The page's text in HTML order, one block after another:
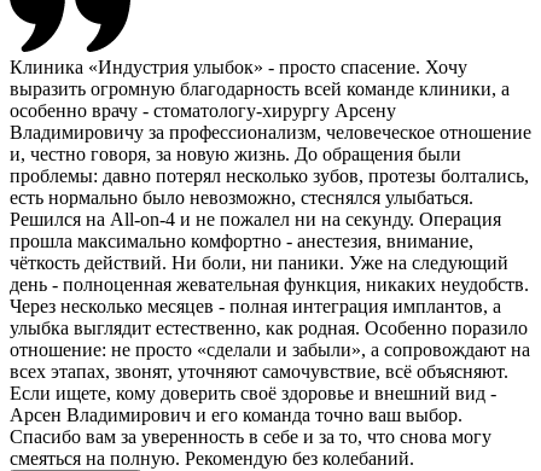
Клиника «Индустрия улыбок» - просто спасение. Хочу
выразить огромную благодарность всей команде клиники, а
особенно врачу - стоматологу-хирургу Арсену
Владимировичу за профессионализм, человеческое отношение
и, честно говоря, за новую жизнь. До обращения были
проблемы: давно потерял несколько зубов, протезы болтались,
есть нормально было невозможно, стеснялся улыбаться.
Решился на All-on-4 и не пожалел ни на секунду. Операция
прошла максимально комфортно - анестезия, внимание,
чёткость действий. Ни боли, ни паники. Уже на следующий
день - полноценная жевательная функция, никаких неудобств.
Через несколько месяцев - полная интеграция имплантов, а
улыбка выглядит естественно, как родная. Особенно поразило
отношение: не просто «сделали и забыли», а сопровождают на
всех этапах, звонят, уточняют самочувствие, всё объясняют.
Если ищете, кому доверить своё здоровье и внешний вид -
Арсен Владимирович и его команда точно ваш выбор.
Спасибо вам за уверенность в себе и за то, что снова могу
смеяться на полную. Рекомендую без колебаний.